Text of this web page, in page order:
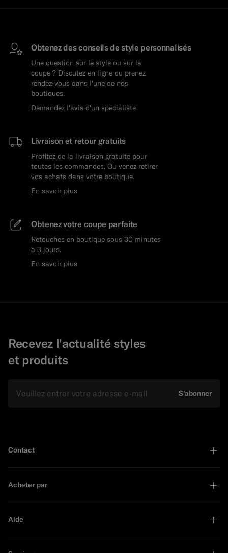
Obtenez des conseils de style personnalisés
Une question sur le style ou sur la
coupe ? Discutez en ligne ou prenez
rendez-vous dans l'une de nos
boutiques.
Demandez l'avis d'un spécialiste
Livraison et retour gratuits
Profitez de la livraison gratuite pour
toutes les commandes, Ou venez retirer
vos achats dans votre boutique.
En savoir plus
Obtenez votre coupe parfaite
Retouches en boutique sous 30 minutes
à 3 jours.
En savoir plus
Recevez l'actualité styles
et produits
S'abonner
Contact
Acheter par
Aide